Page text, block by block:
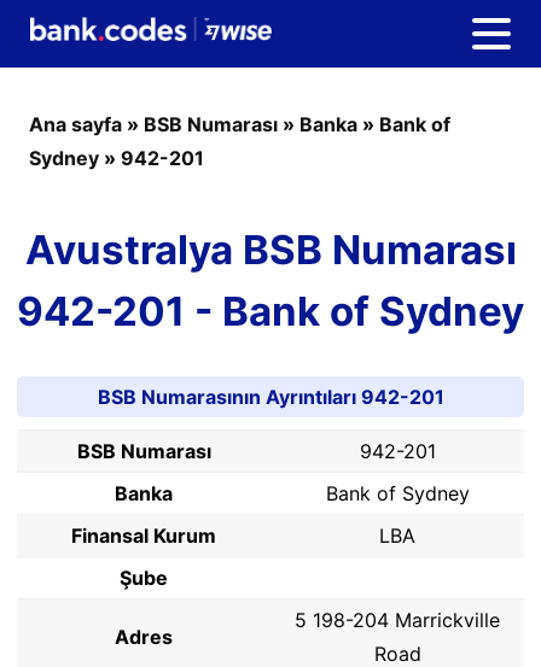
Ana sayfa » BSB Numarası » Banka » Bank of
Sydney » 942-201
Avustralya BSB Numarası
942-201 - Bank of Sydney
BSB Numarasının Ayrıntıları 942-201
BSB Numarası
942-201
Banka
Bank of Sydney
Finansal Kurum
LBA
Şube
Adres
5 198-204 Marrickville
Road